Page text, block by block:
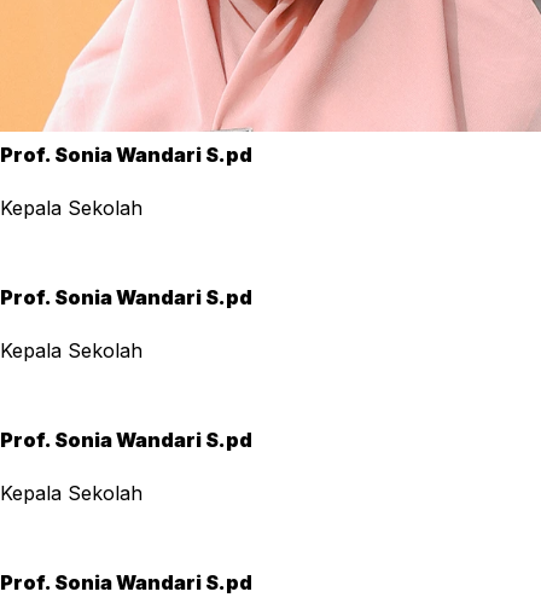
Prof. Sonia Wandari S.pd
Kepala Sekolah
Prof. Sonia Wandari S.pd
Kepala Sekolah
Prof. Sonia Wandari S.pd
Kepala Sekolah
Prof. Sonia Wandari S.pd